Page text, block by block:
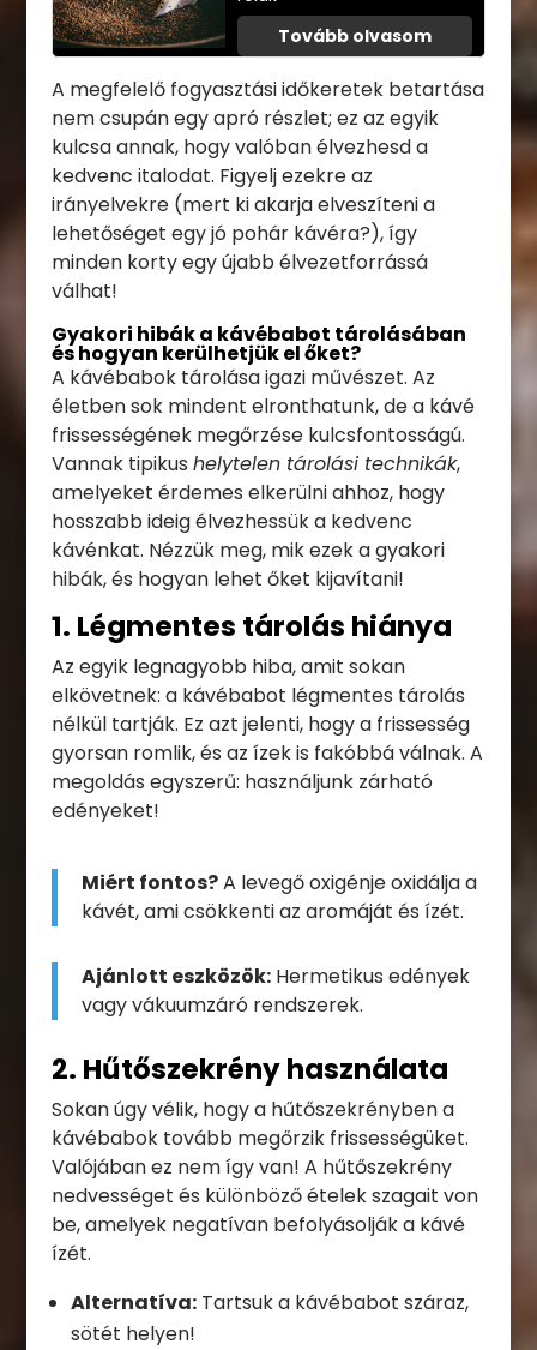
Tovább olvasom
A megfelelő fogyasztási időkeretek betartása
nem csupán egy apró részlet; ez az egyik
kulcsa annak, hogy valóban élvezhesd a
kedvenc italodat. Figyelj ezekre az
irányelvekre (mert ki akarja elveszíteni a
lehetőséget egy jó pohár kávéra?), így
minden korty egy újabb élvezetforrássá
válhat!
Gyakori hibák a kávébabot tárolásában
és hogyan kerülhetjük el őket?
A kávébabok tárolása igazi művészet. Az
életben sok mindent elronthatunk, de a kávé
frissességének megőrzése kulcsfontosságú.
Vannak tipikus helytelen tárolási technikák,
amelyeket érdemes elkerülni ahhoz, hogy
hosszabb ideig élvezhessük a kedvenc
kávénkat. Nézzük meg, mik ezek a gyakori
hibák, és hogyan lehet őket kijavítani!
1. Légmentes tárolás hiánya
Az egyik legnagyobb hiba, amit sokan
elkövetnek: a kávébabot légmentes tárolás
nélkül tartják. Ez azt jelenti, hogy a frissesség
gyorsan romlik, és az ízek is fakóbbá válnak. A
megoldás egyszerű: használjunk zárható
edényeket!
Miért fontos?A levegő oxigénje oxidálja a
kávét, ami csökkenti az aromáját és ízét.
Ajánlott eszközök:Hermetikus edények
vagy vákuumzáró rendszerek.
2. Hűtőszekrény használata
Sokan úgy vélik, hogy a hűtőszekrényben a
kávébabok tovább megőrzik frissességüket.
Valójában ez nem így van! A hűtőszekrény
nedvességet és különböző ételek szagait von
be, amelyek negatívan befolyásolják a kávé
ízét.
Alternatíva:Tartsuk a kávébabot száraz,
sötét helyen!